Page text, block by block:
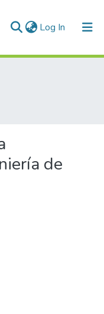
Log In (current)
de